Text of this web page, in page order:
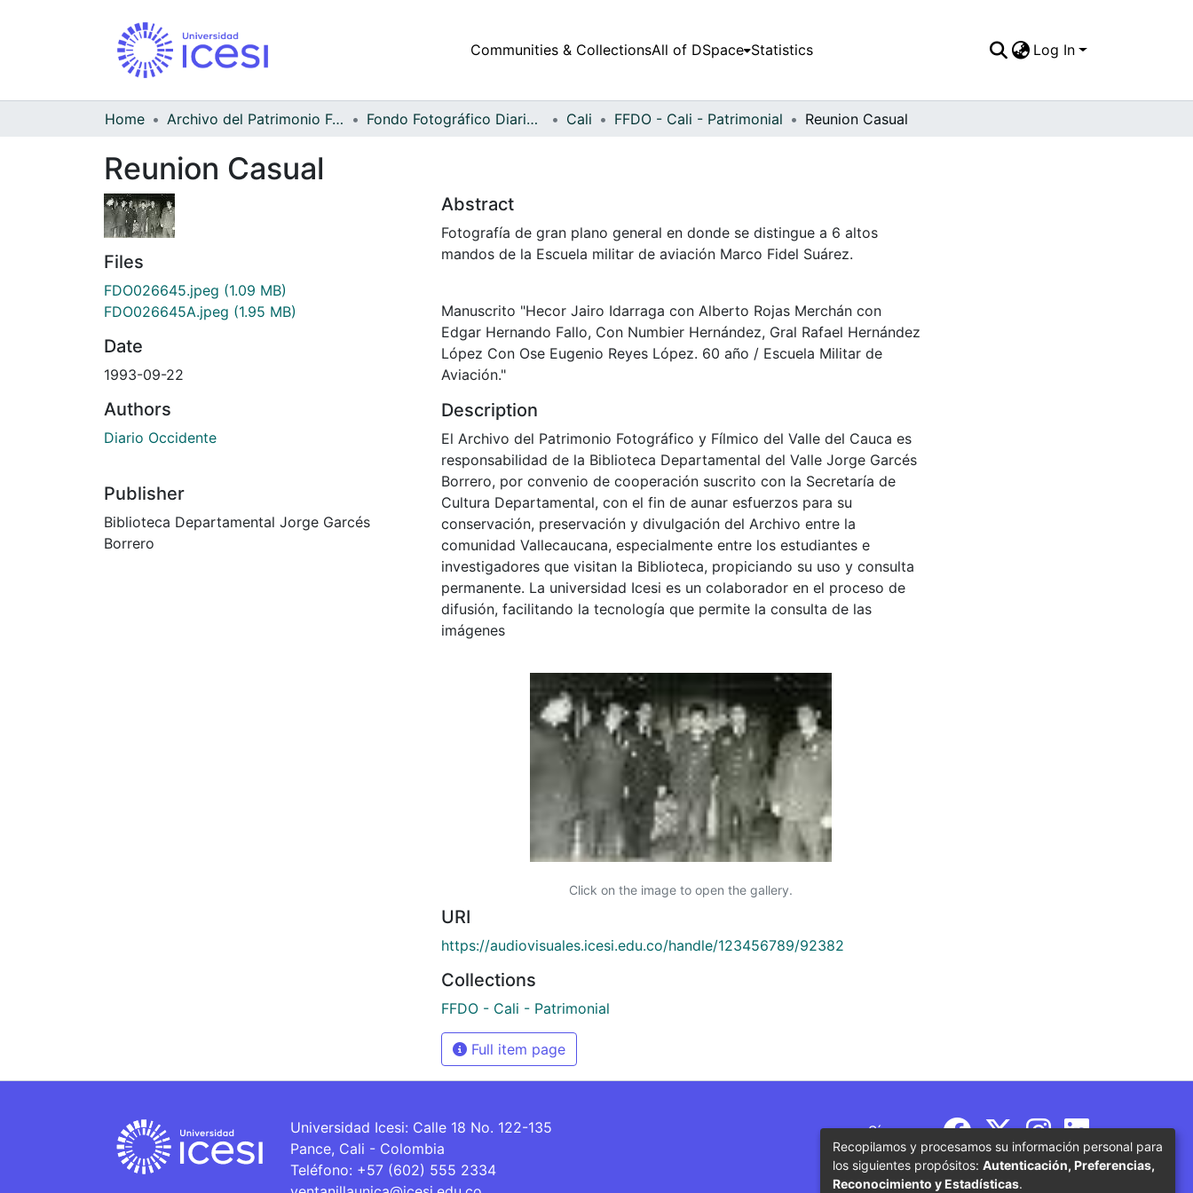
Communities & CollectionsAll of DSpace Statistics Log In
Home Archivo del Patrimonio Fotográfico y Fílmico del Valle del Cauca Fondo Fotográfico Diario Occidente Cali FFDO - Cali - Patrimonial Reunion Casual
Reunion Casual
Files
FDO026645.jpeg (1.09 MB)
FDO026645A.jpeg (1.95 MB)
Date
1993-09-22
Authors
Diario Occidente
Publisher
Biblioteca Departamental Jorge Garcés
Borrero
Abstract
Fotografía de gran plano general en donde se distingue a 6 altos
mandos de la Escuela militar de aviación Marco Fidel Suárez.
Manuscrito "Hecor Jairo Idarraga con Alberto Rojas Merchán con
Edgar Hernando Fallo, Con Numbier Hernández, Gral Rafael Hernández
López Con Ose Eugenio Reyes López. 60 año / Escuela Militar de
Aviación."
Description
El Archivo del Patrimonio Fotográfico y Fílmico del Valle del Cauca es
responsabilidad de la Biblioteca Departamental del Valle Jorge Garcés
Borrero, por convenio de cooperación suscrito con la Secretaría de
Cultura Departamental, con el fin de aunar esfuerzos para su
conservación, preservación y divulgación del Archivo entre la
comunidad Vallecaucana, especialmente entre los estudiantes e
investigadores que visitan la Biblioteca, propiciando su uso y consulta
permanente. La universidad Icesi es un colaborador en el proceso de
difusión, facilitando la tecnología que permite la consulta de las
imágenes
Click on the image to open the gallery.
URI
https://audiovisuales.icesi.edu.co/handle/123456789/92382
Collections
FFDO - Cali - Patrimonial
Full item page
Universidad Icesi: Calle 18 No. 122-135
Pance, Cali - Colombia
Teléfono: +57 (602) 555 2334
Síguenos
Recopilamos y procesamos su información personal para
los siguientes propósitos: Autenticación, Preferencias,
Reconocimiento y Estadísticas.